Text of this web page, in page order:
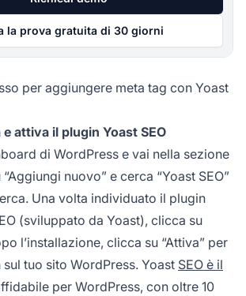
la prova gratuita di 30 giorni
per aggiungere meta tag con Yoast
e attiva il plugin Yoast SEO
di WordPress e vai nella sezione
nuovo” e cerca “Yoast SEO”
Una volta individuato il plugin
(sviluppato da Yoast), clicca su
l’installazione, clicca su “Attiva” per
tuo sito WordPress. Yoast SEO è il
per WordPress, con oltre 10